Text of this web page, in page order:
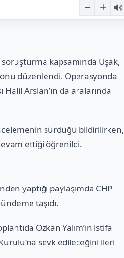
kapsamında Uşak,
düzenlendi. Operasyonda
Halil Arslan’ın da aralarında
sürdüğü bildirilirken,
ettiği öğrenildi.
yaptığı paylaşımda CHP
taşıdı.
Özkan Yalım’ın istifa
sevk edileceğini ileri